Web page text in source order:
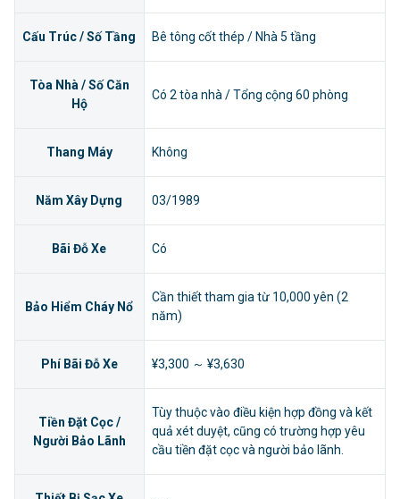
Cấu Trúc / Số Tầng Bê tông cốt thép / Nhà 5 tầng
Tòa Nhà / Số Căn
Hộ
Có 2 tòa nhà / Tổng cộng 60 phòng
Thang Máy Không
Năm Xây Dựng 03/1989
Bãi Đỗ Xe Có
Bảo Hiểm Cháy Nổ
Cần thiết tham gia từ 10,000 yên (2
năm)
Phí Bãi Đỗ Xe ¥3,300 ～ ¥3,630
Tiền Đặt Cọc /
Người Bảo Lãnh
Tùy thuộc vào điều kiện hợp đồng và kết
quả xét duyệt, cũng có trường hợp yêu
cầu tiền đặt cọc và người bảo lãnh.